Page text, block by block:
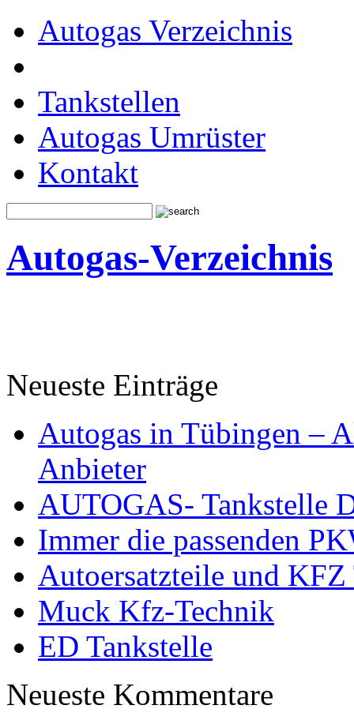
Autogas Verzeichnis
Tankstellen
Autogas Umrüster
Kontakt
Autogas-Verzeichnis
Neueste Einträge
Autogas in Tübingen –
Anbieter
AUTOGAS- Tankstelle
Immer die passenden
Autoersatzteile und
Muck Kfz-Technik
ED Tankstelle
Neueste Kommentare